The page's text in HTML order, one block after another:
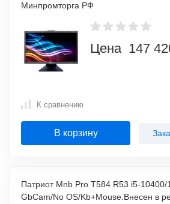
Минпромторга РФ
Цена 147
К сравнению
В корзину
Патриот Mnb Pro T584 R53 i5-10400/
GbCam/No OS/Kb+Mouse.Внесен в